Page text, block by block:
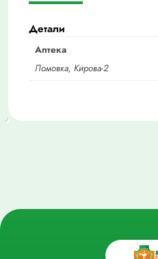
Детали
Аптека
Ломовка, Кирова-2